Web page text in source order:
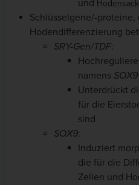
und Hodensack
Schlüsselgene/-proteine,
Hodendifferenzierung
SRY-Gen/TDF:
namens SOX9
Unterdrückt
für die
sind
SOX9:
Induziert
die für die
Zellen und